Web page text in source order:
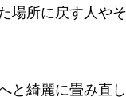
場所に戻す人や
と綺麗に畳み直